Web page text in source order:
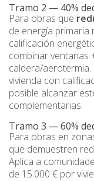
Tramo 2 — 40%
Para obras que
de energía primaria
calificación
combinar ventanas
caldera/aerotermia.
vivienda con
posible alcanzar
complementarias.
Tramo 3 — 60%
Para obras en
que demuestren
Aplica a
de 15.000 € por